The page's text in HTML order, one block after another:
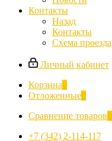
Контакты
Назад
Контакты
Схема проезда
Личный кабинет
Корзина0
Отложенные0
Сравнение товаров0
+7 (342) 2-114-117